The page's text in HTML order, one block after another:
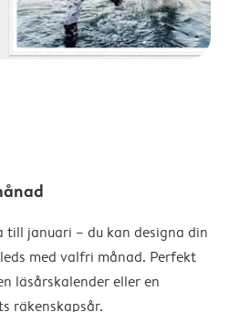
till januari – du kan designa din
med valfri månad. Perfekt
läsårskalender eller en
räkenskapsår.